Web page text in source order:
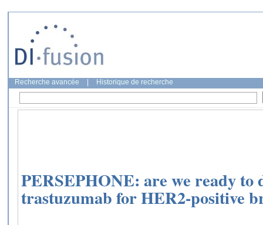
Recherche avancée Historique de recherche
PERSEPHONE: are we ready to
trastuzumab for HER2-positive